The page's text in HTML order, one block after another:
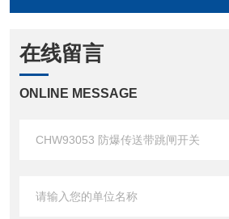
在线留言
ONLINE MESSAGE